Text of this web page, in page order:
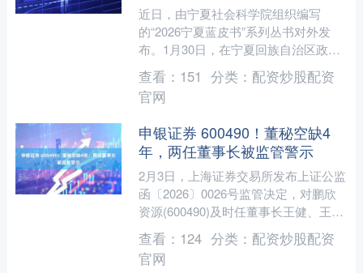
近日，由宁夏社会科学院组织编写
的“2026宁夏蓝皮书”系列丛书对外发
布。1月30日，在宁夏回族自治区政府
新闻办召开的新闻发布会上，相关专家
对“2026宁夏蓝皮书....
查看： 151 分类： 配资炒股配资
官网
申银证券 600490！董秘空缺4
年，两任董事长被监管警示
2月3日，上海证券交易所发布上证公监
函〔2026〕0026号监管决定，对鹏欣
资源(600490)及时任董事长王健、王晋
定予以监管警示。 经查明，鹏欣资源
董事会秘....
查看： 124 分类： 配资炒股配资
官网